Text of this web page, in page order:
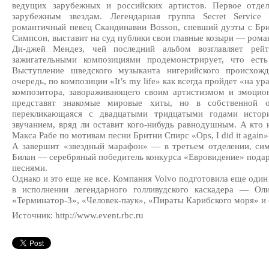
ведущих зарубежных и российских артистов. Первое
зарубежным звездам. Легендарная группа Secret
романтичный певец Скандинавии Bosson, спевший дуэты с
Симпсон, выставит на суд публики свои главные козыри —
Ди-джей Мендез, чей последний альбом возглавляет
зажигательными композициями продемонстрирует, что
Выступление шведского музыканта нигерийского
очередь, по композиции «It’s my life» как всегда пройдет «на
композитора, завораживающего своим артистизмом и
представят знакомые мировые хиты, но в собственной
перекликающаяся с двадцатыми тридцатыми годами
звучанием, вряд ли оставит кого-нибудь равнодушным. А
Макса Рабе по мотивам песни Бритни Спирс «Ops, I did it
А завершит «звездный марафон» — в третьем отделении,
Билан — серебряный победитель конкурса «Евровидение»
песнями.
Однако и это еще не все. Компания Volvo подготовила еще
в исполнении легендарного голливудского каскадера —
«Терминатор-3», «Человек-паук», «Пираты Карибского моря» и
Источник: http://www.event.rbc.ru